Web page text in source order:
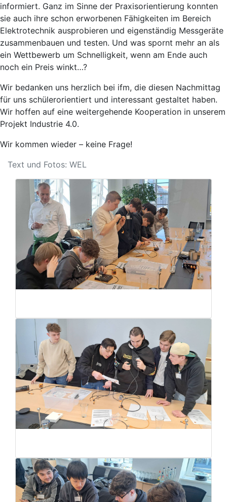
informiert. Ganz im Sinne der Praxisorientierung konnten
sie auch ihre schon erworbenen Fähigkeiten im Bereich
Elektrotechnik ausprobieren und eigenständig Messgeräte
zusammenbauen und testen. Und was spornt mehr an als
ein Wettbewerb um Schnelligkeit, wenn am Ende auch
noch ein Preis winkt…?
Wir bedanken uns herzlich bei ifm, die diesen Nachmittag
für uns schülerorientiert und interessant gestaltet haben.
Wir hoffen auf eine weitergehende Kooperation in unserem
Projekt Industrie 4.0.
Wir kommen wieder – keine Frage!
Text und Fotos: WEL